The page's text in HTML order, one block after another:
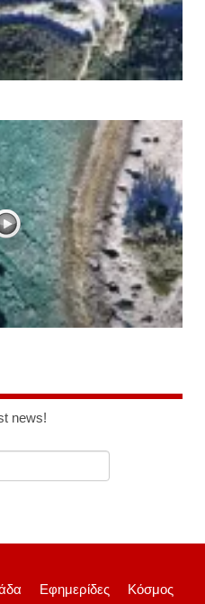
news!
Εφημερίδες Κόσμος